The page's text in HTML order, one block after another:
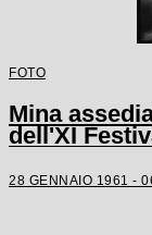
FOTO
Mina
dell'XI
28 GENNAIO 1961 -